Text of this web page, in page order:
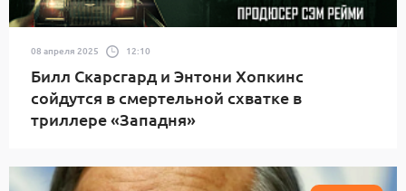
08 апреля 2025 12:10
Билл Скарсгард и Энтони Хопкинс
сойдутся в смертельной схватке в
триллере «Западня»